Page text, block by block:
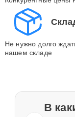
Не нужно долго
нашем складе
В